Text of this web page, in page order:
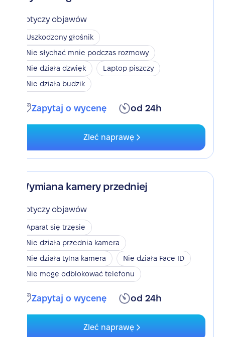
Dotyczy objawów
Uszkodzony głośnik
Nie słychać mnie podczas rozmowy
Nie działa dzwięk
Laptop piszczy
Nie działa budzik
Zapytaj o wycenę od 24h
Zleć naprawę
Wymiana kamery przedniej
Dotyczy objawów
Aparat się trzęsie
Nie działa przednia kamera
Nie działa tylna kamera
Nie działa Face ID
Nie mogę odblokować telefonu
Zapytaj o wycenę od 24h
Zleć naprawę